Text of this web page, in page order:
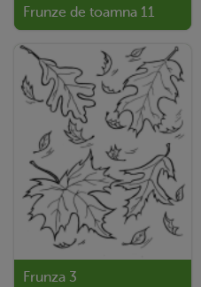
Frunze de toamna 11
Frunza 3